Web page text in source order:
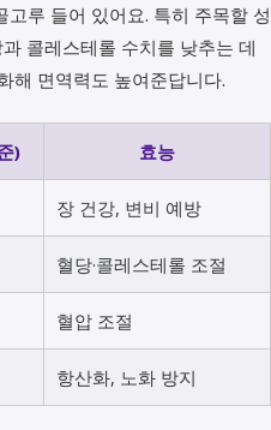
루 들어 있어요. 특히 주목할 성
콜레스테롤 수치를 낮추는 데
해 면역력도 높여준답니다.
) 효능
장 건강, 변비 예방
혈당·콜레스테롤 조절
혈압 조절
항산화, 노화 방지